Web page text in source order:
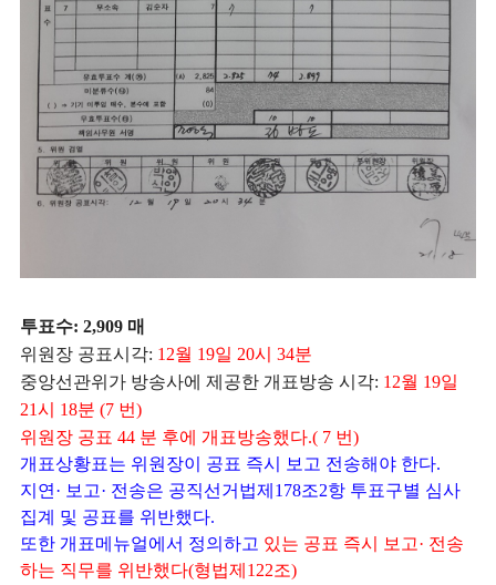
투표수: 2,909 매
위원장 공표시각: 12월 19일 20시 34분
중앙선관위가 방송사에 제공한 개표방송 시각: 12월 19일
21시 18분 (7 번)
위원장 공표 44 분 후에 개표방송했다.( 7 번)
개표상황표는 위원장이 공표 즉시 보고 전송해야 한다.
지연· 보고· 전송은 공직선거법제178조2항 투표구별 심사
집계 및 공표를 위반했다.
또한 개표메뉴얼에서 정의하고 있는 공표 즉시 보고· 전송
하는 직무를 위반했다(형법제122조)